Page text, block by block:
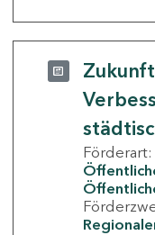
Förderart: